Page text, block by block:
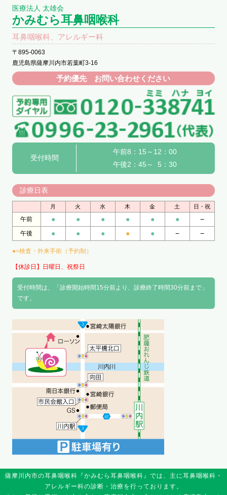
医療法人 太雄会
かみむら耳鼻咽喉科
耳鼻咽喉科、アレルギー科
〒895-0063
鹿児島県薩摩川内市若葉町3-16
予約優先 お問い合わせください
受付時間
午前8：15～12：00
午後2：45～ 5：30
診療日表
月 火 水 木 金 土 日・祝
午前 ● ● ● ● ● ● −
午後 ● ● ● ● ● − −
●=検査・外来手術（予約制）
【休診日】日曜日、祝祭日
受付時間は、「診療開始時間15分前より、診療終了時間30分前まで」
です。
薩摩川内市の耳鼻咽喉科『かみむら耳鼻咽喉科』では、主に耳鼻咽喉科・
アレルギー科の診断・治療を行っております。